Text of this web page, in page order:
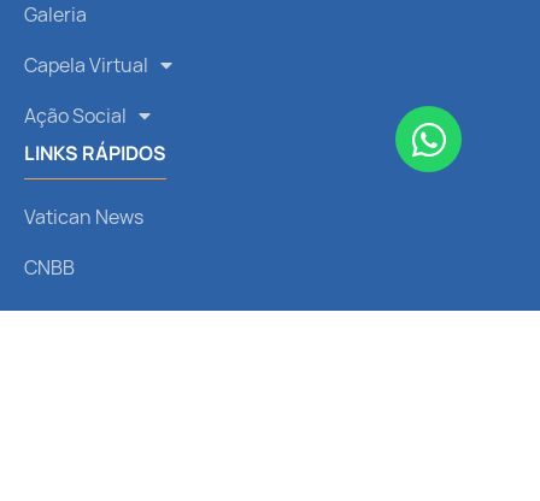
Galeria
Capela Virtual
Ação Social
LINKS RÁPIDOS
Vatican News
CNBB
Arquidiocese de Curitiba